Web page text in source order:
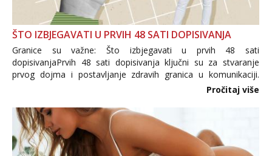
ŠTO IZBJEGAVATI U PRVIH 48 SATI DOPISIVANJA
Granice su važne: Što izbjegavati u prvih 48 sati
dopisivanjaPrvih 48 sati dopisivanja ključni su za stvaranje
prvog dojma i postavljanje zdravih granica u komunikaciji.
Važno je izbjeći prebrzo otkrivanje osobnih ili intimnih
informacija, jer nepoznata osoba još nije zaslužila to
povjerenje. Takođe...
Pročitaj više